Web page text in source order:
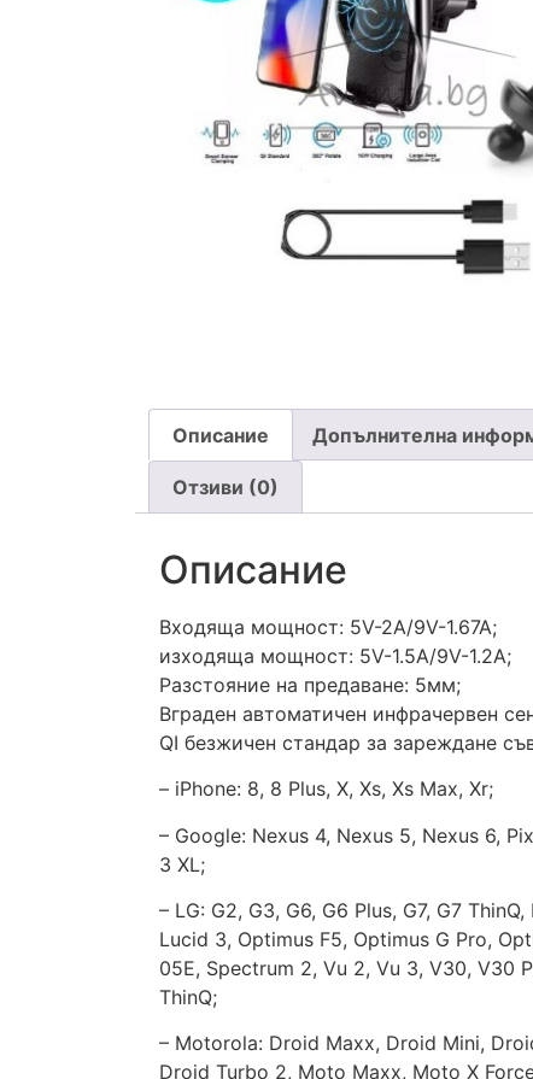
Описание Допълнителна
Отзиви (0)
Описание
Входяща мощност: 5V-2A/9V-1.67A;
изходяща мощност: 5V-1.5A/9V-1.2A;
Разстояние на предаване: 5мм;
Вграден автоматичен инфрачервен
QI безжичен стандар за зареждане
– iPhone: 8, 8 Plus, X, Xs, Xs Max, Xr;
– Google: Nexus 4, Nexus 5, Nexus 6,
3 XL;
– LG: G2, G3, G6, G6 Plus, G7, G7
Lucid 3, Optimus F5, Optimus G Pro,
05E, Spectrum 2, Vu 2, Vu 3, V30, V30
ThinQ;
– Motorola: Droid Maxx, Droid Mini,
Droid Turbo 2, Moto Maxx, Moto X